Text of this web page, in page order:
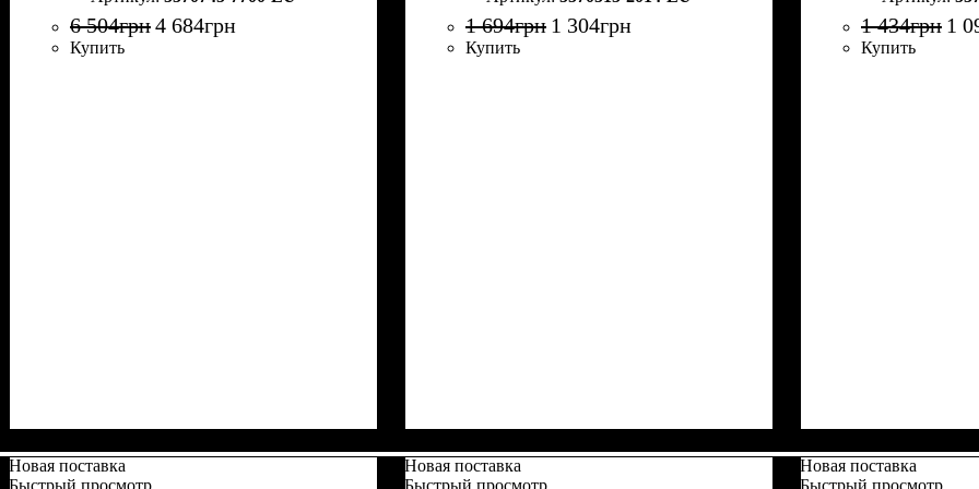
6 504грн4 684грн
Купить
1 694грн 1 304грн
Купить
1 434грн 1
Купить
Новая поставка
Быстрый просмотр
Новая поставка
Быстрый просмотр
Новая поставка
Быстрый просмотр